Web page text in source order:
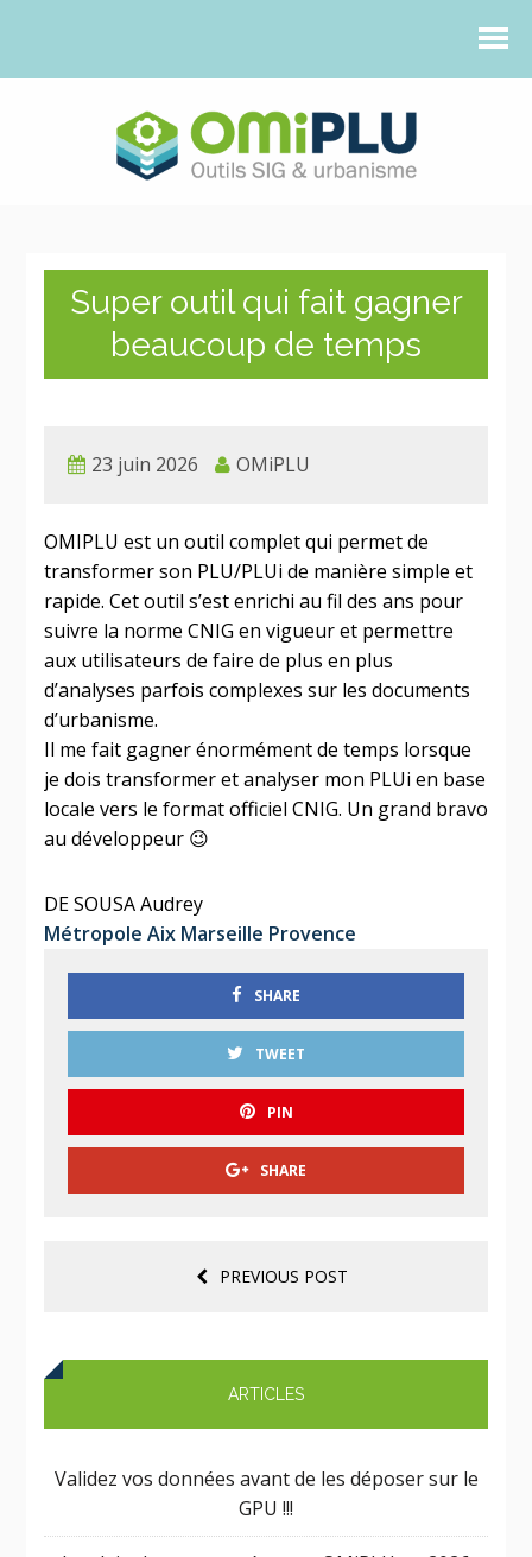
Super outil qui fait gagner
beaucoup de temps
23 juin 2026 OMiPLU
OMIPLU est un outil complet qui permet de
transformer son PLU/PLUi de manière simple et
rapide. Cet outil s’est enrichi au fil des ans pour
suivre la norme CNIG en vigueur et permettre
aux utilisateurs de faire de plus en plus
d’analyses parfois complexes sur les documents
d’urbanisme.
Il me fait gagner énormément de temps lorsque
je dois transformer et analyser mon PLUi en base
locale vers le format officiel CNIG. Un grand bravo
au développeur 😉
DE SOUSA Audrey
Métropole Aix Marseille Provence
SHARE
TWEET
PIN
SHARE
PREVIOUS POST
ARTICLES
Validez vos données avant de les déposer sur le
GPU !!!